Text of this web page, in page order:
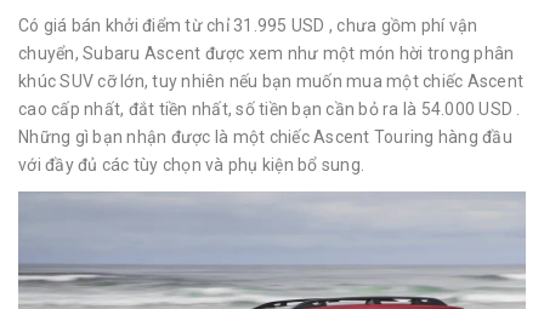
Có giá bán khởi điểm từ chỉ 31.995 USD , chưa gồm phí vận
chuyển, Subaru Ascent được xem như một món hời trong phân
khúc SUV cỡ lớn, tuy nhiên nếu bạn muốn mua một chiếc Ascent
cao cấp nhất, đắt tiền nhất, số tiền bạn cần bỏ ra là 54.000 USD .
Những gì bạn nhận được là một chiếc Ascent Touring hàng đầu
với đầy đủ các tùy chọn và phụ kiện bổ sung.